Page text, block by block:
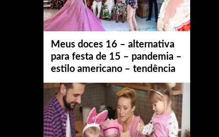
Meus doces 16 – alternativa
para festa de 15 – pandemia –
estilo americano – tendência